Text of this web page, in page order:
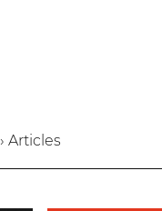
› Articles